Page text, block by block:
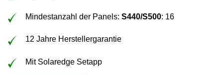
Mindestanzahl der Panels: S440/S500: 16
12 Jahre Herstellergarantie
Mit Solaredge Setapp